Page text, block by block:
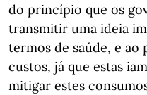
do princípio que os
transmitir uma ideia
termos de saúde, e ao
custos, já que estas
mitigar estes